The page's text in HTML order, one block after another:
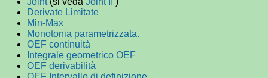
Derivate Limitate
Min-Max
Monotonia parametrizzata.
OEF continuità
Integrale geometrico OEF
OEF derivabilità